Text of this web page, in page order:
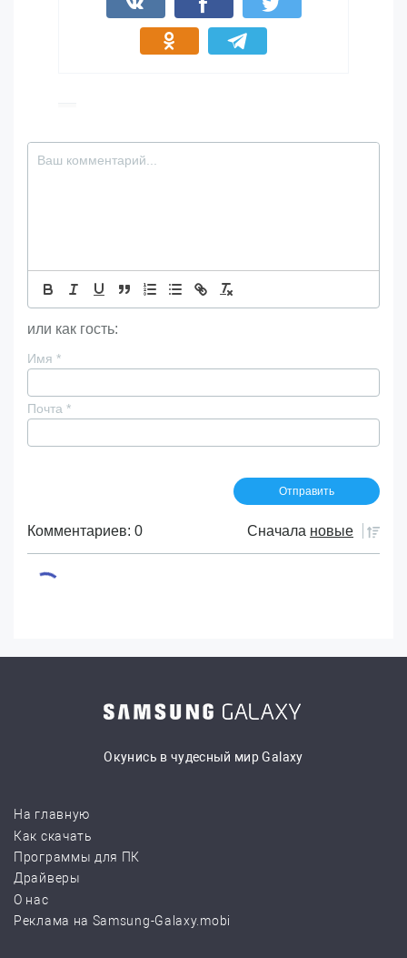
или как гость:
Имя *
Почта *
Комментариев: 0 Сначала новые
Окунись в чудесный мир Galaxy
На главную
Как скачать
Программы для ПК
Драйверы
О нас
Реклама на Samsung-Galaxy.mobi